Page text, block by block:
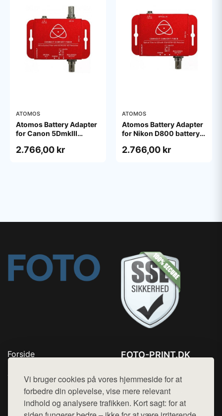
Vi bruger cookies på vores hjemmeside for at
forbedre din oplevelse, vise mere relevant
indhold og analysere trafikken. Kort sagt: for at
ATOMOS
Atomos Battery Adapter
for Canon 5DmkIII
2.766,00 kr
ATOMOS
Atomos Battery Adapter
for Nikon D800 battery
2.766,00 kr
Forside
Top Rabatter
Kontakt
FOTO-PRINT.DK
Mail: hej@want.dk
Cookie- og privatlivspolitik